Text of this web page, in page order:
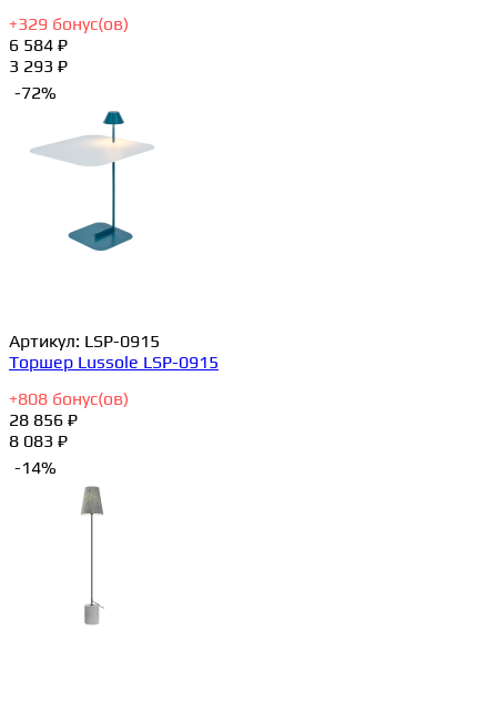
+329 бонус(ов)
6 584 ₽
3 293 ₽
-72%
Артикул: LSP-0915
Торшер Lussole LSP-0915
+808 бонус(ов)
28 856 ₽
8 083 ₽
-14%